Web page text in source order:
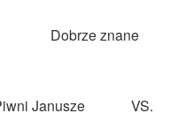
Dobrze znane
Janusze VS.